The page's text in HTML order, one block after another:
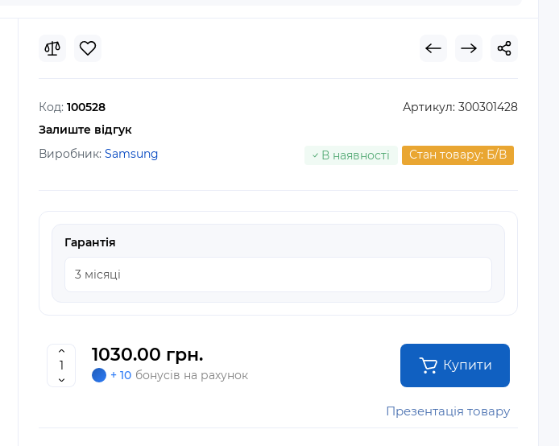
Код: 100528
Залиште відгук
Артикул: 300301428
Виробник: Samsung В наявності Стан товару: Б/В
Гарантія
1030.00 грн.
+ 10 бонусів на рахунок
Купити
Презентація товару